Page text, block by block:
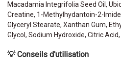
Macadamia Integrifolia Seed Oil,
Creatine, 1-Methylhydantoin-2-
Glyceryl Stearate, Xanthan Gum,
Glycol, Sodium Hydroxide, Citric
💡 Conseils d'utilisation